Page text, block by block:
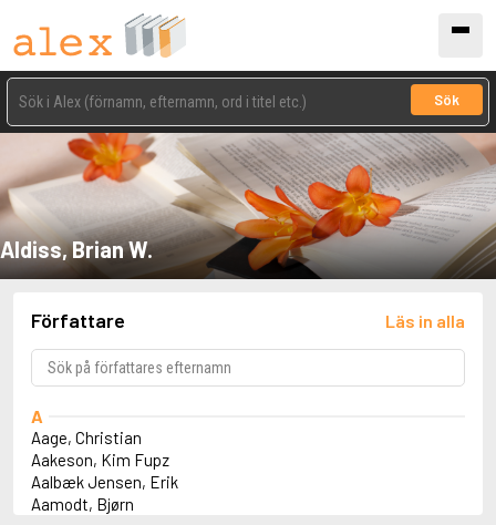
Sök
Aldiss, Brian W.
Författare Läs in alla
A
Aage, Christian
Aakeson, Kim Fupz
Aalbæk Jensen, Erik
Aamodt, Bjørn